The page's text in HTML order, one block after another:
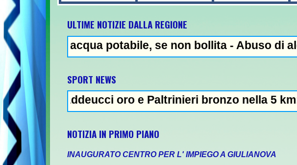
ULTIME NOTIZIE DALLA REGIONE
potabile, se non bollita - Abuso di alcol fuori
SPORT NEWS
oro e Paltrinieri bronzo nella 5 km: "Ora ci
NOTIZIA IN PRIMO PIANO
INAUGURATO CENTRO PER L' IMPIEGO A GIULIANOVA